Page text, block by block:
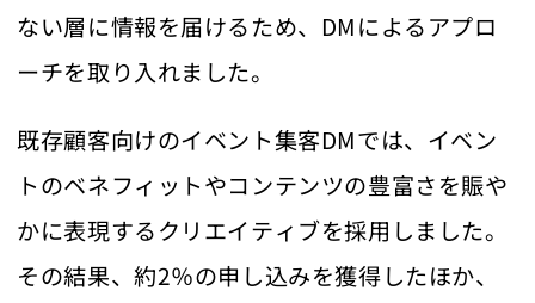
ない層に情報を届けるため、DMによるアプロ
ーチを取り入れました。
既存顧客向けのイベント集客DMでは、イベン
トのベネフィットやコンテンツの豊富さを賑や
かに表現するクリエイティブを採用しました。
その結果、約2％の申し込みを獲得したほか、